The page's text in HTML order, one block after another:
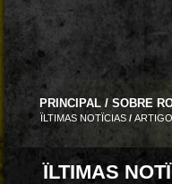
PRINCIPAL / SOBRE
ÏLTIMAS NOTÏCIAS /
ÏLTIMAS